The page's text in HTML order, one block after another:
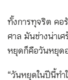
ทั้งการทุจริต คอ
ศาล มันช่างน่าเ
หยุดก็คือวันหยุด
“วันหยุดในปีนี้ทำ